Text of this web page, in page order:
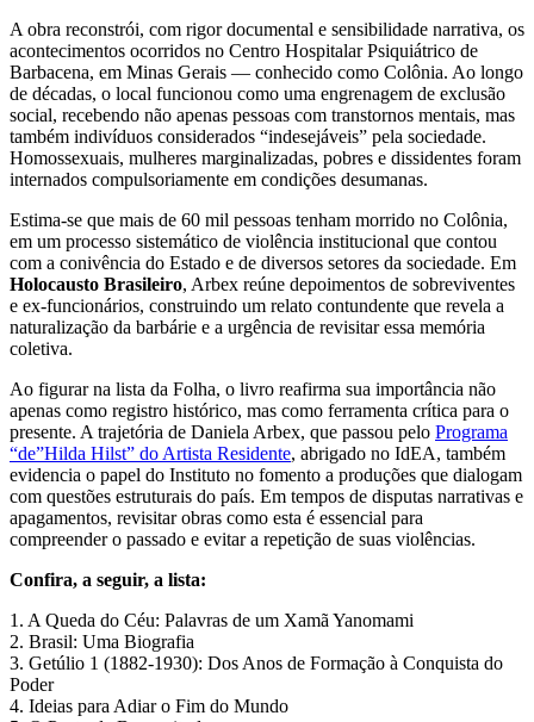
A obra reconstrói, com rigor documental e sensibilidade narrativa, os
acontecimentos ocorridos no Centro Hospitalar Psiquiátrico de
Barbacena, em Minas Gerais — conhecido como Colônia. Ao longo
de décadas, o local funcionou como uma engrenagem de exclusão
social, recebendo não apenas pessoas com transtornos mentais, mas
também indivíduos considerados “indesejáveis” pela sociedade.
Homossexuais, mulheres marginalizadas, pobres e dissidentes foram
internados compulsoriamente em condições desumanas.
Estima-se que mais de 60 mil pessoas tenham morrido no Colônia,
em um processo sistemático de violência institucional que contou
com a conivência do Estado e de diversos setores da sociedade. Em
Holocausto Brasileiro, Arbex reúne depoimentos de sobreviventes
e ex-funcionários, construindo um relato contundente que revela a
naturalização da barbárie e a urgência de revisitar essa memória
coletiva.
Ao figurar na lista da Folha, o livro reafirma sua importância não
apenas como registro histórico, mas como ferramenta crítica para o
presente. A trajetória de Daniela Arbex, que passou pelo Programa
“de”Hilda Hilst” do Artista Residente, abrigado no IdEA, também
evidencia o papel do Instituto no fomento a produções que dialogam
com questões estruturais do país. Em tempos de disputas narrativas e
apagamentos, revisitar obras como esta é essencial para
compreender o passado e evitar a repetição de suas violências.
Confira, a seguir, a lista:
1. A Queda do Céu: Palavras de um Xamã Yanomami
2. Brasil: Uma Biografia
3. Getúlio 1 (1882-1930): Dos Anos de Formação à Conquista do
Poder
4. Ideias para Adiar o Fim do Mundo